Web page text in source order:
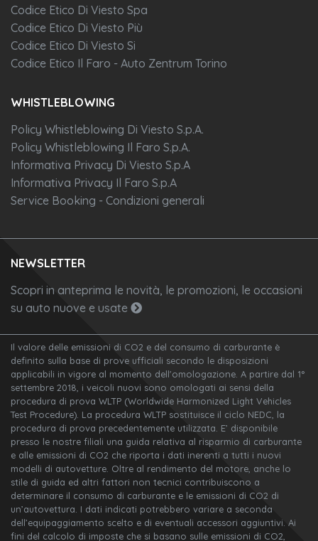
Codice Etico Di Viesto Spa
Codice Etico Di Viesto Più
Codice Etico Di Viesto Si
Codice Etico Il Faro - Auto Zentrum Torino
WHISTLEBLOWING
Policy Whistleblowing Di Viesto S.p.A.
Policy Whistleblowing Il Faro S.p.A.
Informativa Privacy Di Viesto S.p.A
Informativa Privacy Il Faro S.p.A
Service Booking - Condizioni generali
NEWSLETTER
Scopri in anteprima le novità, le promozioni, le occasioni
su auto nuove e usate
Il valore delle emissioni di CO2 e del consumo di carburante è
definito sulla base di prove ufficiali secondo le disposizioni
applicabili in vigore al momento dell'omologazione. A partire dal 1°
settembre 2018, i veicoli nuovi sono omologati ai sensi della
procedura di prova WLTP (Worldwide Harmonized Light Vehicles
Test Procedure). La procedura WLTP sostituisce il ciclo NEDC, la
procedura di prova precedentemente utilizzata. E’ disponibile
presso le nostre filiali una guida relativa al risparmio di carburante
e alle emissioni di CO2 che riporta i dati inerenti a tutti i nuovi
modelli di autovetture. Oltre al rendimento del motore, anche lo
stile di guida ed altri fattori non tecnici contribuiscono a
determinare il consumo di carburante e le emissioni di CO2 di
un’autovettura. I dati indicati potrebbero variare a seconda
dell’equipaggiamento scelto e di eventuali accessori aggiuntivi. Ai
fini del calcolo di imposte che si basano sulle emissioni di CO2,